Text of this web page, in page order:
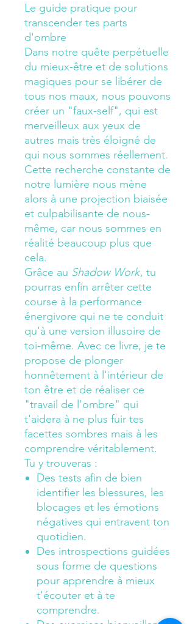
Le guide pratique pour
transcender tes parts
d'ombre
Dans notre quête perpétuelle
du mieux-être et de solutions
magiques pour se libérer de
tous nos maux, nous pouvons
créer un "faux-self", qui est
merveilleux aux yeux de
autres mais très éloigné de
qui nous sommes réellement.
Cette recherche constante de
notre lumière nous mène
alors à une projection biaisée
et culpabilisante de nous-
même, car nous sommes en
réalité beaucoup plus que
cela.
Grâce au Shadow Work, tu
pourras enfin arrêter cette
course à la performance
énergivore qui ne te conduit
qu'à une version illusoire de
toi-même. Avec ce livre, je te
propose de plonger
honnêtement à l'intérieur de
ton être et de réaliser ce
"travail de l'ombre" qui
t'aidera à ne plus fuir tes
facettes sombres mais à les
comprendre véritablement.
Tu y trouveras :
Des tests afin de bien
identifier les blessures, les
blocages et les émotions
négatives qui entravent ton
quotidien.
Des introspections guidées
sous forme de questions
pour apprendre à mieux
t'écouter et à te
comprendre.